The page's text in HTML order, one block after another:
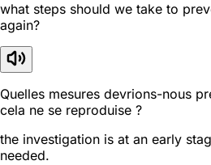
what steps should we take to
again?
Quelles mesures devrions-nous
cela ne se reproduise ?
the investigation is at an early
needed.